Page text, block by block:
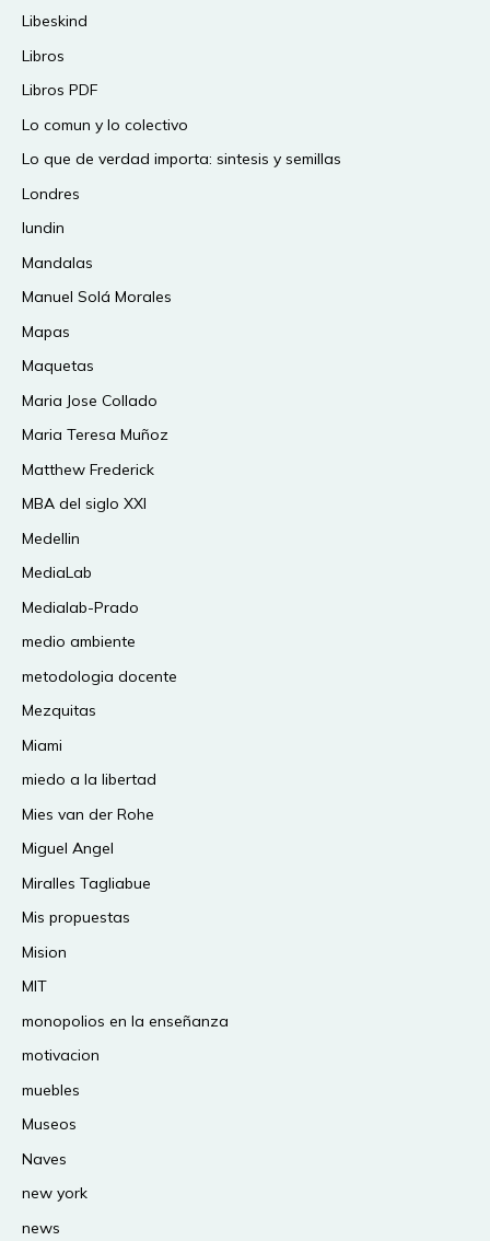
Libeskind
Libros
Libros PDF
Lo comun y lo colectivo
Lo que de verdad importa: sintesis y semillas
Londres
lundin
Mandalas
Manuel Solá Morales
Mapas
Maquetas
Maria Jose Collado
Maria Teresa Muñoz
Matthew Frederick
MBA del siglo XXI
Medellin
MediaLab
Medialab-Prado
medio ambiente
metodologia docente
Mezquitas
Miami
miedo a la libertad
Mies van der Rohe
Miguel Angel
Miralles Tagliabue
Mis propuestas
Mision
MIT
monopolios en la enseñanza
motivacion
muebles
Museos
Naves
new york
news